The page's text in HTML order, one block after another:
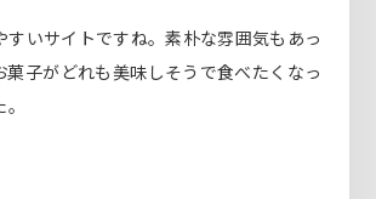
すいサイトですね。素朴な雰囲気もあっ
菓子がどれも美味しそうで食べたくなっ